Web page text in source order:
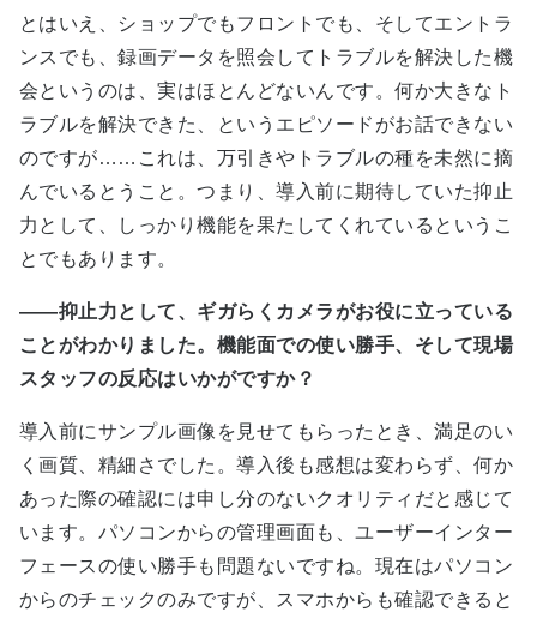
とはいえ、ショップでもフロントでも、そしてエントラ
ンスでも、録画データを照会してトラブルを解決した機
会というのは、実はほとんどないんです。何か大きなト
ラブルを解決できた、というエピソードがお話できない
のですが……これは、万引きやトラブルの種を未然に摘
んでいるとうこと。つまり、導入前に期待していた抑止
力として、しっかり機能を果たしてくれているというこ
とでもあります。
――抑止力として、ギガらくカメラがお役に立っている
ことがわかりました。機能面での使い勝手、そして現場
スタッフの反応はいかがですか？
導入前にサンプル画像を見せてもらったとき、満足のい
く画質、精細さでした。導入後も感想は変わらず、何か
あった際の確認には申し分のないクオリティだと感じて
います。パソコンからの管理画面も、ユーザーインター
フェースの使い勝手も問題ないですね。現在はパソコン
からのチェックのみですが、スマホからも確認できると